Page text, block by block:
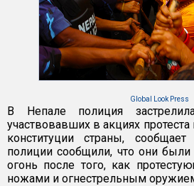
Global Look Press
В Непале полиция
участвовавших в акциях
конституции страны, сообщает
полиции сообщили, что они
огонь после того, как
ножами и огнестрельным